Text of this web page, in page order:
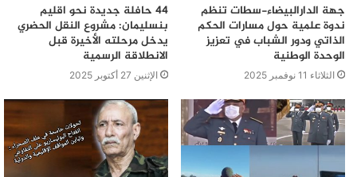
جهة الدارالبيضاء-سطات تنظم
ندوة علمية حول مسارات الحكم
الذاتي ودور الشباب في تعزيز
الوحدة الوطنية
الثلاثاء 11 نوفمبر 2025
44 حافلة جديدة نحو اقليم
بنسليمان: مشروع النقل الحضري
يدخل مرحلته الأخيرة قبل
الانطلاقة الرسمية
الإثنين 27 أكتوبر 2025